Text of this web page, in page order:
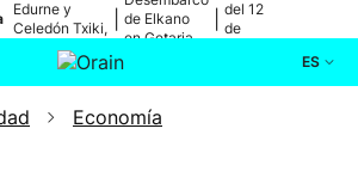
Edurne y
Celedón Txiki,
en directo
de Elkano
en Getaria
del 12
de
ES
Actualidad
Economía